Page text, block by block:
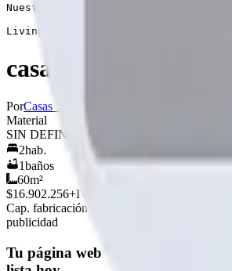
Nuestras casas son
Living comedor y Cocina.
casa los lingues
PorCasas Vichuquen
Material
SIN DEFINIR
2hab.
1baños
60m²
$16.902.256+IVA
Cap. fabricación este mes:
publicidad
Tu página web